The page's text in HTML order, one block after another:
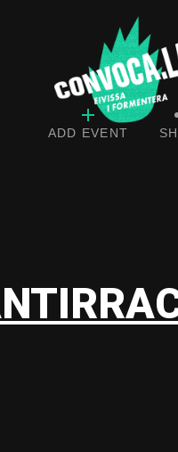
ADD EVENT